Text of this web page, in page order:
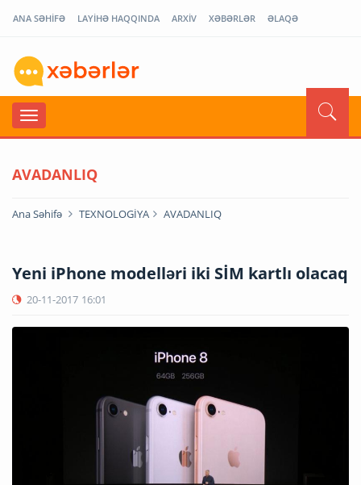
ANA SƏHİFƏ LAYİHƏ HAQQINDA ARXİV XƏBƏRLƏR ƏLAQƏ
AVADANLIQ
Ana Səhifə TEXNOLOGİYA AVADANLIQ
Yeni iPhone modelləri iki SİM kartlı olacaq
20-11-2017 16:01